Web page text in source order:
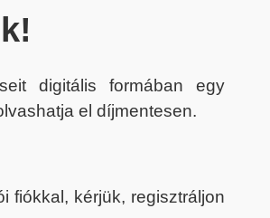
digitális formában egy
el díjmentesen.
fiókkal, kérjük, regisztráljon